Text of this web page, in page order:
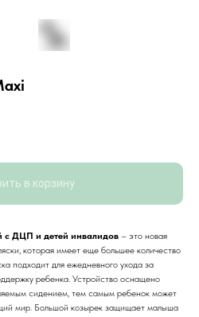
в корзину
с ДЦП и детей инвалидов – это новая
которая имеет еще большее количество
подходит для ежедневного ухода за
ребенка. Устройство оснащено
сидением, тем самым ребенок может
мир. Большой козырек защищает малыша